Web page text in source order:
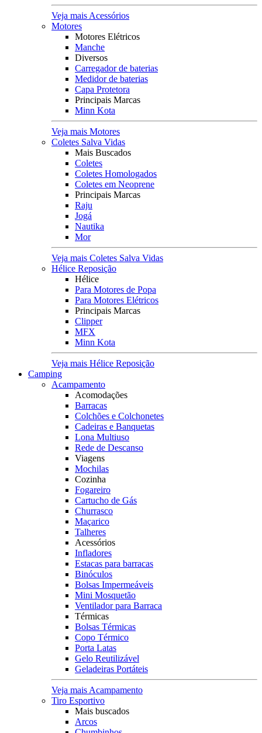
Veja mais Acessórios
Motores
Motores Elétricos
Manche
Diversos
Carregador de baterias
Medidor de baterias
Capa Protetora
Principais Marcas
Minn Kota
Veja mais Motores
Coletes Salva Vidas
Mais Buscados
Coletes
Coletes Homologados
Coletes em Neoprene
Principais Marcas
Raju
Jogá
Nautika
Mor
Veja mais Coletes Salva Vidas
Hélice Reposição
Hélice
Para Motores de Popa
Para Motores Elétricos
Principais Marcas
Clipper
MFX
Minn Kota
Veja mais Hélice Reposição
Camping
Acampamento
Acomodações
Barracas
Colchões e Colchonetes
Cadeiras e Banquetas
Lona Multiuso
Rede de Descanso
Viagens
Mochilas
Cozinha
Fogareiro
Cartucho de Gás
Churrasco
Maçarico
Talheres
Acessórios
Infladores
Estacas para barracas
Binóculos
Bolsas Impermeáveis
Mini Mosquetão
Ventilador para Barraca
Térmicas
Bolsas Térmicas
Copo Térmico
Porta Latas
Gelo Reutilizável
Geladeiras Portáteis
Veja mais Acampamento
Tiro Esportivo
Mais buscados
Arcos